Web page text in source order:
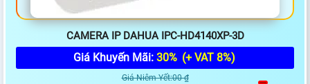
CAMERA IP DAHUA IPC-HD4140XP-3D
Giá Khuyến Mãi: 30% (+ VAT 8%)
Giá Niêm Yết:00 ₫